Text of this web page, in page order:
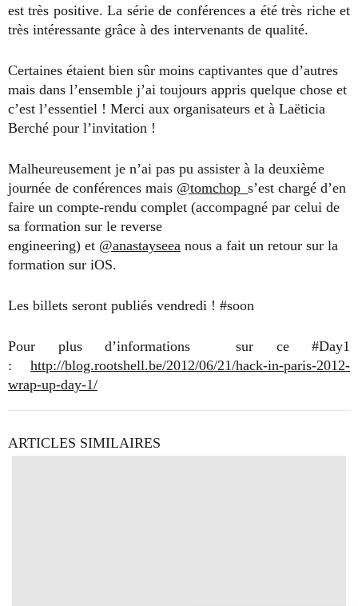
est très positive. La série de conférences a été très riche et
très intéressante grâce à des intervenants de qualité.
Certaines étaient bien sûr moins captivantes que d’autres
mais dans l’ensemble j’ai toujours appris quelque chose et
c’est l’essentiel ! Merci aux organisateurs et à Laëticia
Berché pour l’invitation !
Malheureusement je n’ai pas pu assister à la deuxième
journée de conférences mais @tomchop_ s’est chargé d’en
faire un compte-rendu complet (accompagné par celui de
sa formation sur le reverse
engineering) et @anastayseea nous a fait un retour sur la
formation sur iOS.
Les billets seront publiés vendredi ! #soon
Pour plus d’informations sur ce #Day1
: http://blog.rootshell.be/2012/06/21/hack-in-paris-2012-
wrap-up-day-1/
ARTICLES SIMILAIRES